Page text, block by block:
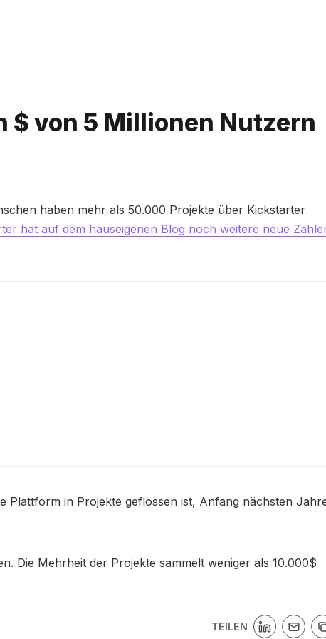
von 5 Millionen Nutzern
haben mehr als 50.000 Projekte über Kickstarter
hat auf dem hauseigenen Blog noch weitere neue
Plattform in Projekte geflossen ist, Anfang nächsten
Die Mehrheit der Projekte sammelt weniger als 10.000$
TEILEN